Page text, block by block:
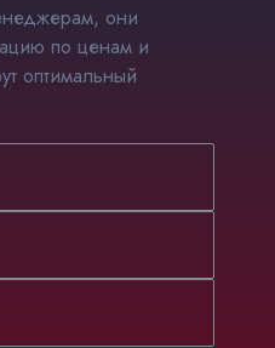
они
по ценам и
оптимальный